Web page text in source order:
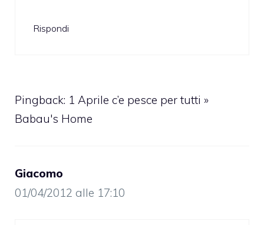
Rispondi
Pingback: 1 Aprile c’e pesce per tutti »
Babau's Home
Giacomo
01/04/2012 alle 17:10